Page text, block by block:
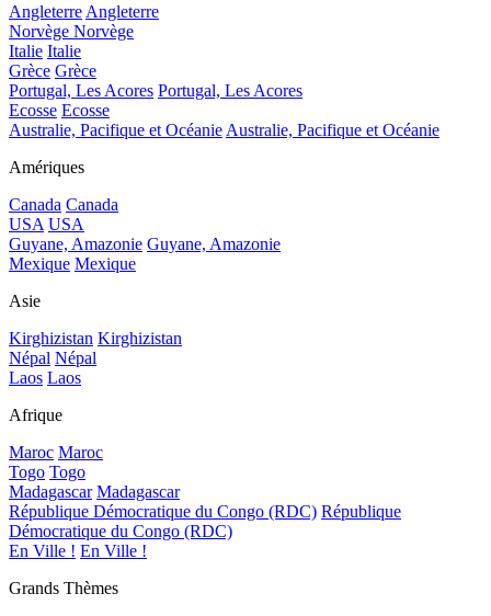
Angleterre Angleterre
Norvège Norvège
Italie Italie
Grèce Grèce
Portugal, Les Acores Portugal, Les Acores
Ecosse Ecosse
Australie, Pacifique et Océanie Australie, Pacifique et Océanie
Amériques
Canada Canada
USA USA
Guyane, Amazonie Guyane, Amazonie
Mexique Mexique
Asie
Kirghizistan Kirghizistan
Népal Népal
Laos Laos
Afrique
Maroc Maroc
Togo Togo
Madagascar Madagascar
République Démocratique du Congo (RDC) République
Démocratique du Congo (RDC)
En Ville ! En Ville !
Grands Thèmes